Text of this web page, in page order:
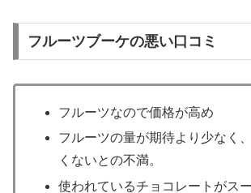
フルーツブーケの悪い口コミ
フルーツなので価格が高め
フルーツの量が期待より少なく
くないとの不満。
使われているチョコレートがス